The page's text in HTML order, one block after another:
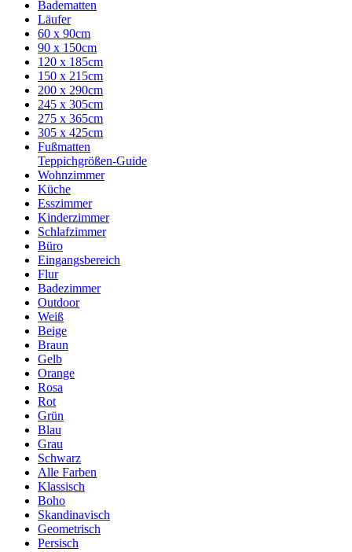
Badematten
Läufer
60 x 90cm
90 x 150cm
120 x 185cm
150 x 215cm
200 x 290cm
245 x 305cm
275 x 365cm
305 x 425cm
Fußmatten
Teppichgrößen-Guide
Wohnzimmer
Küche
Esszimmer
Kinderzimmer
Schlafzimmer
Büro
Eingangsbereich
Flur
Badezimmer
Outdoor
Weiß
Beige
Braun
Gelb
Orange
Rosa
Rot
Grün
Blau
Grau
Schwarz
Alle Farben
Klassisch
Boho
Skandinavisch
Geometrisch
Persisch